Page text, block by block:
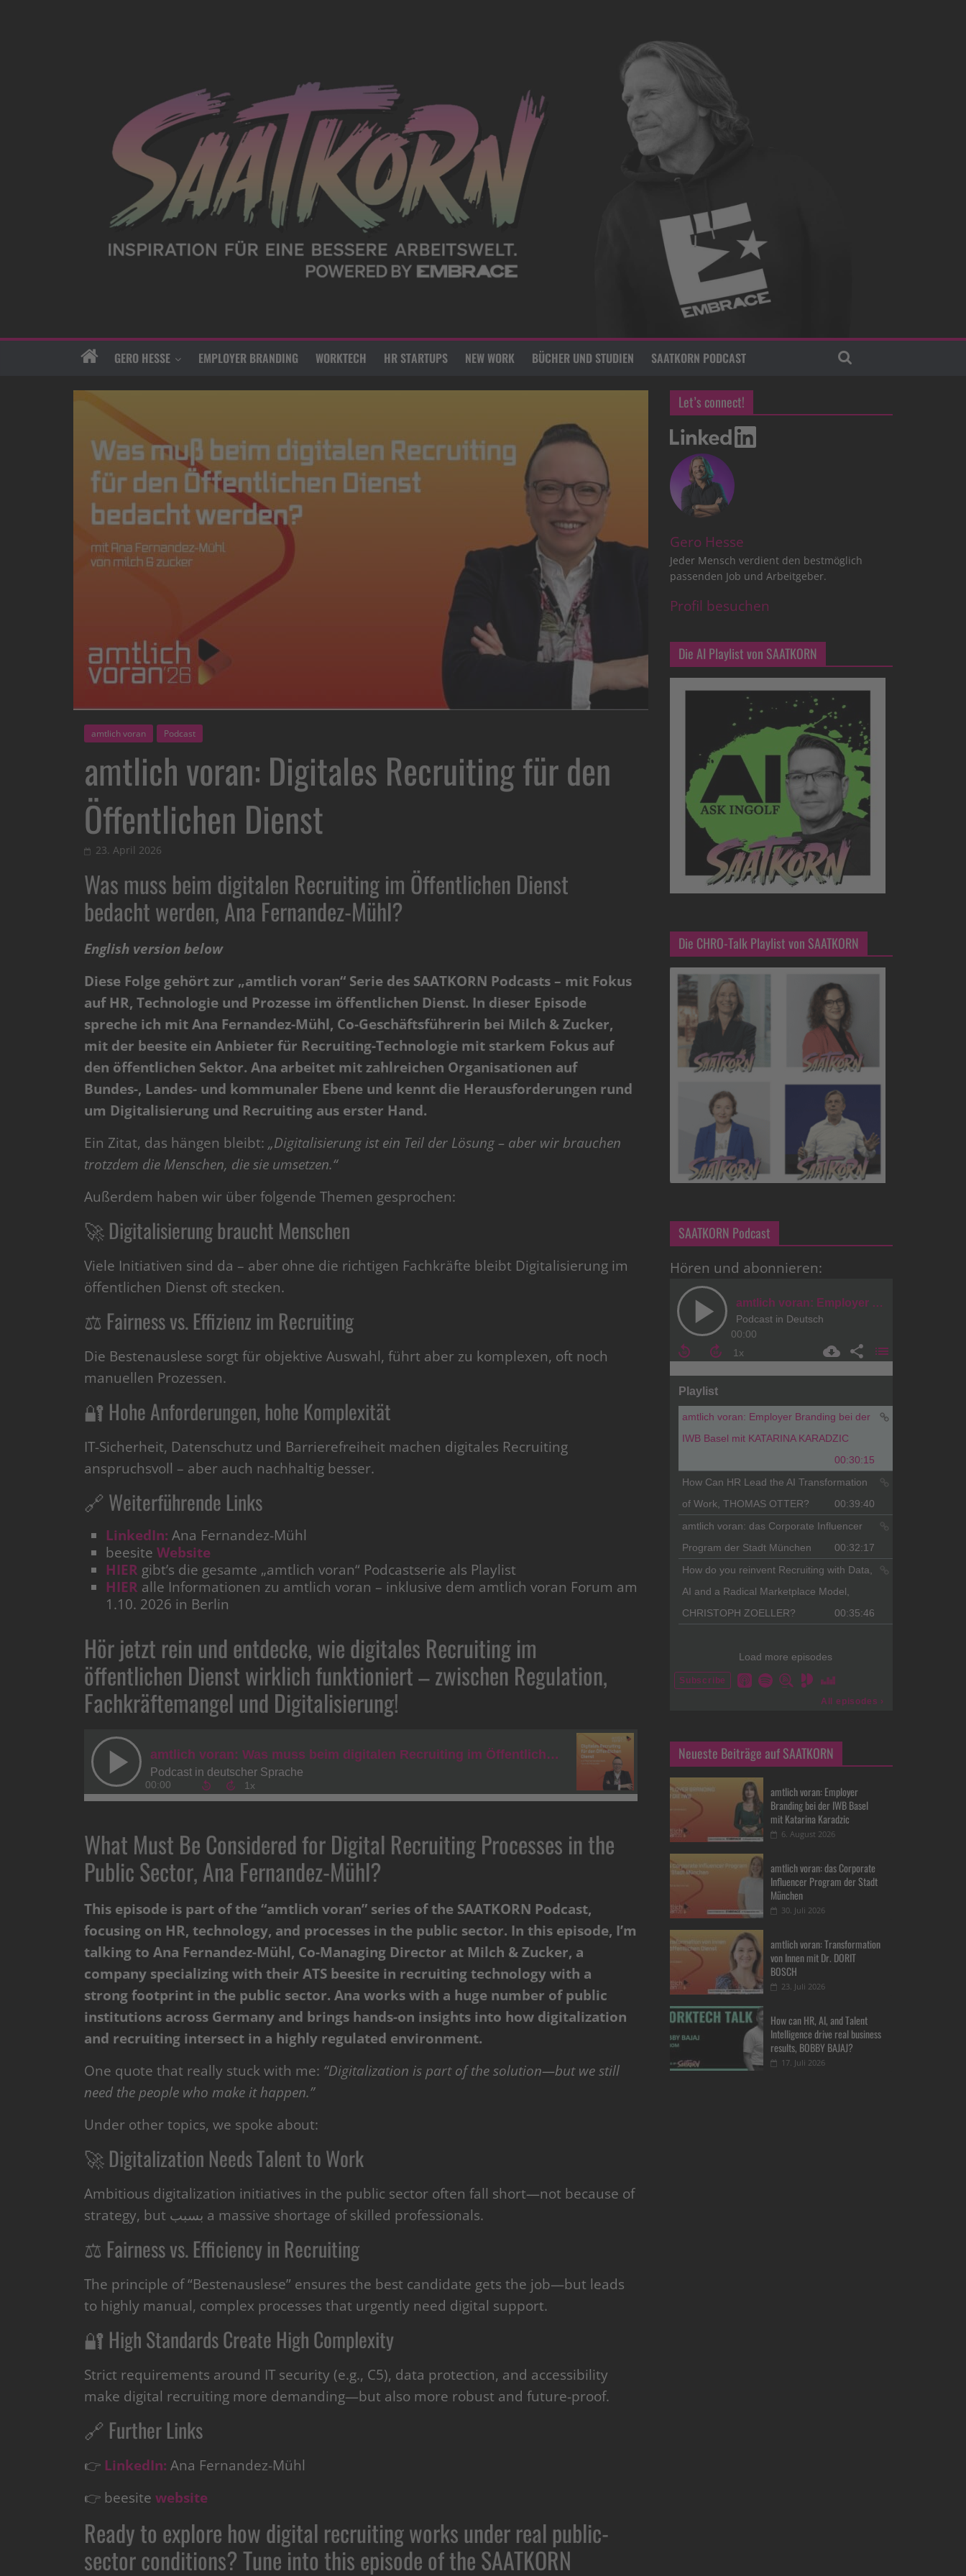
GERO HESSE EMPLOYER BRANDING WORKTECH HR STARTUPS NEW WORK BÜCHER UND STUDIEN SAATKORN PODCAST
amtlich voran Podcast
amtlich voran: Digitales Recruiting für den
Öffentlichen Dienst
23. April 2026
Was muss beim digitalen Recruiting im Öffentlichen Dienst
bedacht werden, Ana Fernandez-Mühl?
English version below
Diese Folge gehört zur „amtlich voran“ Serie des SAATKORN Podcasts – mit Fokus
auf HR, Technologie und Prozesse im öffentlichen Dienst. In dieser Episode
spreche ich mit Ana Fernandez-Mühl, Co-Geschäftsführerin bei Milch & Zucker,
mit der beesite ein Anbieter für Recruiting-Technologie mit starkem Fokus auf
den öffentlichen Sektor. Ana arbeitet mit zahlreichen Organisationen auf
Bundes-, Landes- und kommunaler Ebene und kennt die Herausforderungen rund
um Digitalisierung und Recruiting aus erster Hand.
Ein Zitat, das hängen bleibt: „Digitalisierung ist ein Teil der Lösung – aber wir brauchen
trotzdem die Menschen, die sie umsetzen.“
Außerdem haben wir über folgende Themen gesprochen:
🚀 Digitalisierung braucht Menschen
Viele Initiativen sind da – aber ohne die richtigen Fachkräfte bleibt Digitalisierung im
öffentlichen Dienst oft stecken.
⚖️ Fairness vs. Effizienz im Recruiting
Die Bestenauslese sorgt für objektive Auswahl, führt aber zu komplexen, oft noch
manuellen Prozessen.
🔐 Hohe Anforderungen, hohe Komplexität
IT-Sicherheit, Datenschutz und Barrierefreiheit machen digitales Recruiting
anspruchsvoll – aber auch nachhaltig besser.
🔗 Weiterführende Links
LinkedIn: Ana Fernandez-Mühl
beesite Website
HIER gibt’s die gesamte „amtlich voran“ Podcastserie als Playlist
HIER alle Informationen zu amtlich voran – inklusive dem amtlich voran Forum am
1.10. 2026 in Berlin
Hör jetzt rein und entdecke, wie digitales Recruiting im
öffentlichen Dienst wirklich funktioniert – zwischen Regulation,
Fachkräftemangel und Digitalisierung!
What Must Be Considered for Digital Recruiting Processes in the
Public Sector, Ana Fernandez-Mühl?
This episode is part of the “amtlich voran” series of the SAATKORN Podcast,
focusing on HR, technology, and processes in the public sector. In this episode, I’m
talking to Ana Fernandez-Mühl, Co-Managing Director at Milch & Zucker, a
company specializing with their ATS beesite in recruiting technology with a
strong footprint in the public sector. Ana works with a huge number of public
institutions across Germany and brings hands-on insights into how digitalization
and recruiting intersect in a highly regulated environment.
One quote that really stuck with me: “Digitalization is part of the solution—but we still
need the people who make it happen.”
Under other topics, we spoke about:
🚀 Digitalization Needs Talent to Work
Ambitious digitalization initiatives in the public sector often fall short—not because of
strategy, but بسبب a massive shortage of skilled professionals.
⚖️ Fairness vs. Efficiency in Recruiting
The principle of “Bestenauslese” ensures the best candidate gets the job—but leads
to highly manual, complex processes that urgently need digital support.
🔐 High Standards Create High Complexity
Strict requirements around IT security (e.g., C5), data protection, and accessibility
make digital recruiting more demanding—but also more robust and future-proof.
🔗 Further Links
👉 LinkedIn: Ana Fernandez-Mühl
👉 beesite website
Ready to explore how digital recruiting works under real public-
sector conditions? Tune into this episode of the SAATKORN
Let’s connect!
Gero Hesse
Jeder Mensch verdient den bestmöglich
passenden Job und Arbeitgeber.
Profil besuchen
Die AI Playlist von SAATKORN
Die CHRO-Talk Playlist von SAATKORN
SAATKORN Podcast
Hören und abonnieren:
Neueste Beiträge auf SAATKORN
amtlich voran: Employer
Branding bei der IWB Basel
mit Katarina Karadzic
6. August 2026
amtlich voran: das Corporate
Influencer Program der Stadt
München
30. Juli 2026
amtlich voran: Transformation
von Innen mit Dr. DORIT
BOSCH
23. Juli 2026
How can HR, AI, and Talent
Intelligence drive real business
results, BOBBY BAJAJ?
17. Juli 2026